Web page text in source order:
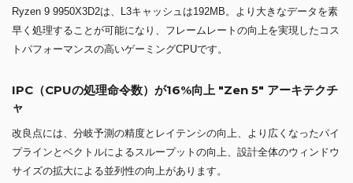
Ryzen 9 9950X3D2は、L3キャッシュは192MB。より大きなデータを素
早く処理することが可能になり、フレームレートの向上を実現したコス
トパフォーマンスの高いゲーミングCPUです。
IPC（CPUの処理命令数）が16%向上 "Zen 5" アーキテクチ
ャ
改良点には、分岐予測の精度とレイテンシの向上、より広くなったパイ
プラインとベクトルによるスループットの向上、設計全体のウィンドウ
サイズの拡大による並列性の向上があります。